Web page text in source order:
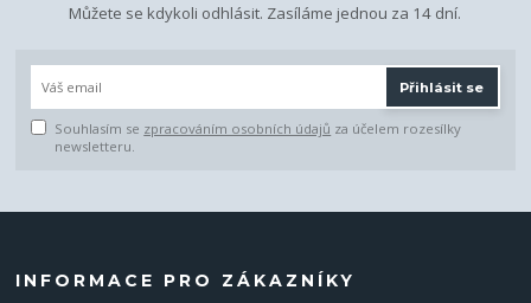
Můžete se kdykoli odhlásit. Zasíláme jednou za 14 dní.
Přihlásit se
Souhlasím se zpracováním osobních údajů za účelem rozesílky
newsletteru.
INFORMACE PRO ZÁKAZNÍKY